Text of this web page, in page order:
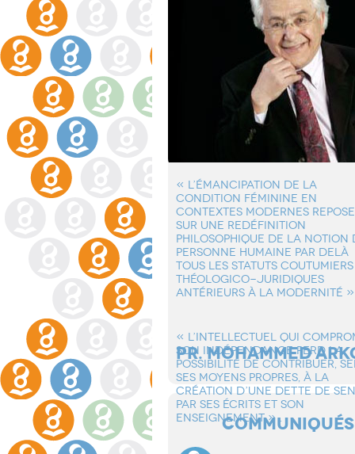
« L’éMANCIPATION DE LA
CONDITION FéMININE EN
CONTEXTES MODERNES REPOSE
SUR UNE REDéFINITION
PHILOSOPHIQUE DE LA NOTION
PERSONNE HUMAINE PAR DELà
TOUS LES STATUTS
THéOLOGICO-JURIDIQUES
ANTéRIEURS à LA MODERNITé
« L’INTELLECTUEL QUI
SON INDéPENDANCE PERD LA
POSSIBILITé DE CONTRIBUER,
SES MOYENS PROPRES, à LA
CRéATION D’UNE DETTE DE
PAR SES éCRITS ET SON
ENSEIGNEMENT » .
PR. MOHAMMED
COMMUNIQUÉS